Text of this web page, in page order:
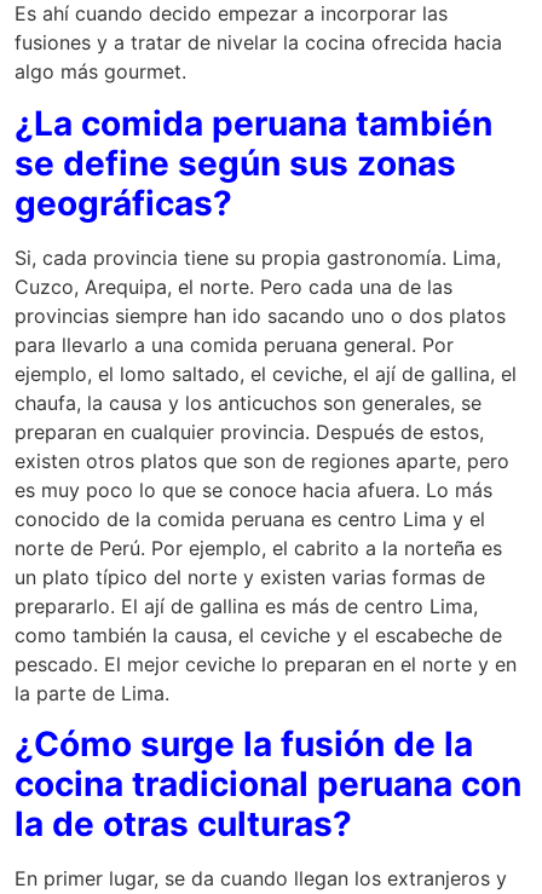
Es ahí cuando decido empezar a incorporar las
fusiones y a tratar de nivelar la cocina ofrecida hacia
algo más gourmet.
¿La comida peruana también
se define según sus zonas
geográficas?
Si, cada provincia tiene su propia gastronomía. Lima,
Cuzco, Arequipa, el norte. Pero cada una de las
provincias siempre han ido sacando uno o dos platos
para llevarlo a una comida peruana general. Por
ejemplo, el lomo saltado, el ceviche, el ají de gallina, el
chaufa, la causa y los anticuchos son generales, se
preparan en cualquier provincia. Después de estos,
existen otros platos que son de regiones aparte, pero
es muy poco lo que se conoce hacia afuera. Lo más
conocido de la comida peruana es centro Lima y el
norte de Perú. Por ejemplo, el cabrito a la norteña es
un plato típico del norte y existen varias formas de
prepararlo. El ají de gallina es más de centro Lima,
como también la causa, el ceviche y el escabeche de
pescado. El mejor ceviche lo preparan en el norte y en
la parte de Lima.
¿Cómo surge la fusión de la
cocina tradicional peruana con
la de otras culturas?
En primer lugar, se da cuando llegan los extranjeros y